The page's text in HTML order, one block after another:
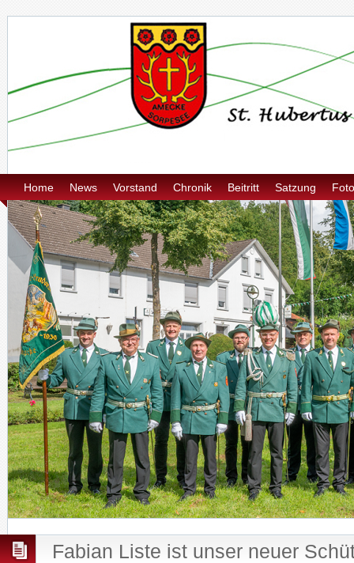
Home News Vorstand Chronik Beitritt Satzung
Fabian Liste ist unser neuer